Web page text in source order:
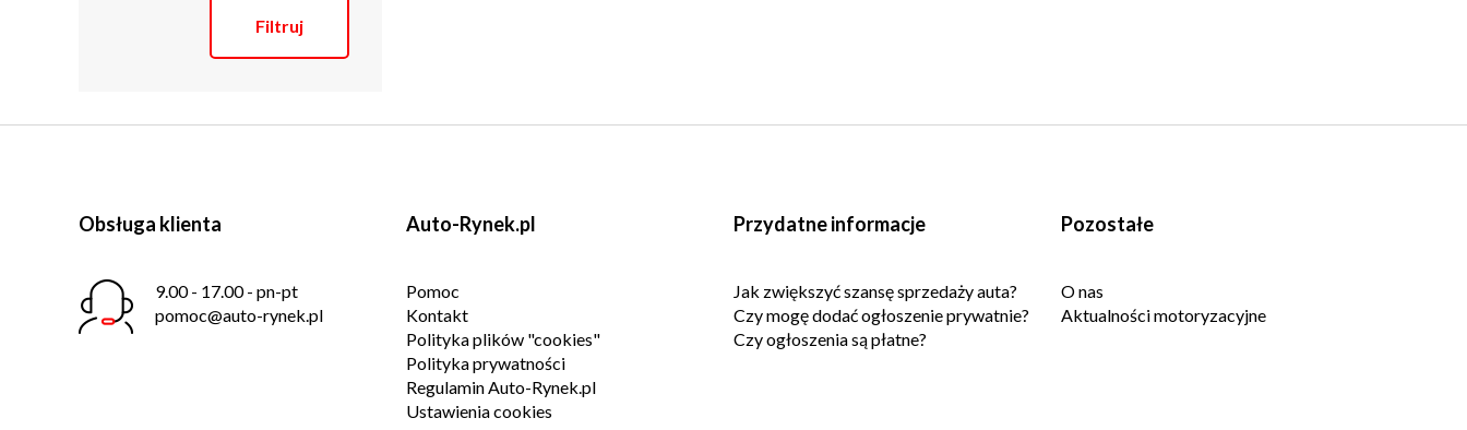
Filtruj
Obsługa klienta
9.00 - 17.00 - pn-pt
pomoc@auto-rynek.pl
Auto-Rynek.pl
Pomoc
Kontakt
Polityka plików "cookies"
Polityka prywatności
Regulamin Auto-Rynek.pl
Ustawienia cookies
Przydatne informacje
Jak zwiększyć szansę sprzedaży auta?
Czy mogę dodać ogłoszenie prywatnie?
Czy ogłoszenia są płatne?
Pozostałe
O nas
Aktualności motoryzacyjne